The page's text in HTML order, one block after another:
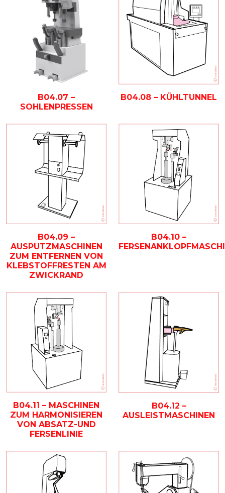
B04.07 –
SOHLENPRESSEN
B04.08 – KÜHLTUNNEL
B04.09 –
AUSPUTZMASCHINEN
ZUM ENTFERNEN VON
KLEBSTOFFRESTEN AM
ZWICKRAND
B04.10 –
B04.11 – MASCHINEN
ZUM HARMONISIEREN
VON ABSATZ-UND
FERSENLINIE
B04.12 –
AUSLEISTMASCHINEN